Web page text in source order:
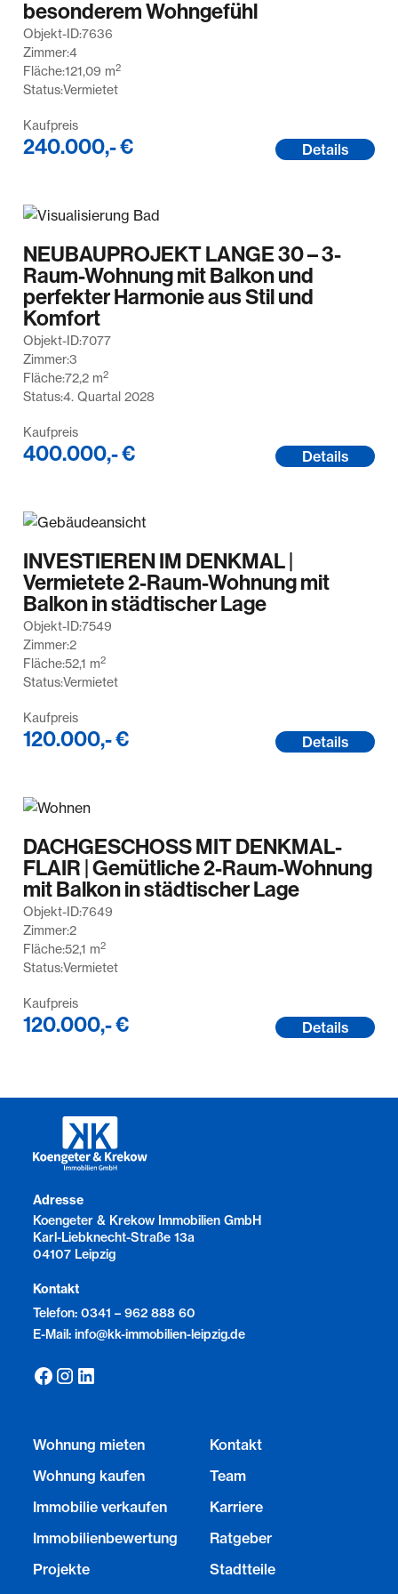
besonderem Wohngefühl
Objekt-ID:7636
Zimmer:4
Fläche:121,09 m2
Status:Vermietet
Kaufpreis
240.000,- € Details
NEUBAUPROJEKT LANGE 30 – 3-
Raum-Wohnung mit Balkon und
perfekter Harmonie aus Stil und
Komfort
Objekt-ID:7077
Zimmer:3
Fläche:72,2 m2
Status:4. Quartal 2028
Kaufpreis
400.000,- € Details
INVESTIEREN IM DENKMAL |
Vermietete 2-Raum-Wohnung mit
Balkon in städtischer Lage
Objekt-ID:7549
Zimmer:2
Fläche:52,1 m2
Status:Vermietet
Kaufpreis
120.000,- € Details
DACHGESCHOSS MIT DENKMAL-
FLAIR | Gemütliche 2-Raum-Wohnung
mit Balkon in städtischer Lage
Objekt-ID:7649
Zimmer:2
Fläche:52,1 m2
Status:Vermietet
Kaufpreis
120.000,- € Details
Adresse
Koengeter & Krekow Immobilien GmbH
Karl-Liebknecht-Straße 13a
04107 Leipzig
Kontakt
Telefon: 0341 – 962 888 60
E-Mail: info@kk-immobilien-leipzig.de
Wohnung mieten
Wohnung kaufen
Immobilie verkaufen
Immobilienbewertung
Projekte
Kontakt
Team
Karriere
Ratgeber
Stadtteile